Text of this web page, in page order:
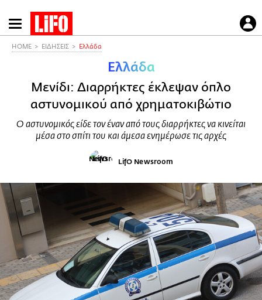
Παράκαμψη
προς
HOME ΕΙΔΗΣΕΙΣ Ελλάδα
Ελλάδα
Μενίδι: Διαρρήκτες έκλεψαν όπλο
αστυνομικού από χρηματοκιβώτιο
Ο αστυνομικός είδε τον έναν από τους διαρρήκτες να κινείται
μέσα στο σπίτι του και άμεσα ενημέρωσε τις αρχές
LifO Newsroom